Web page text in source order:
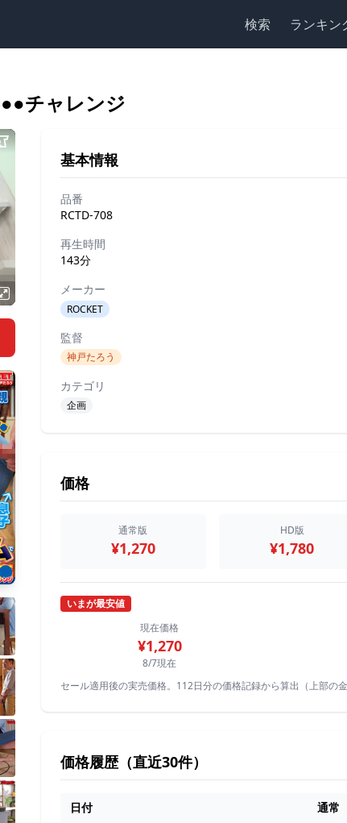
検索 ランキン
チャレンジ
基本情報
品番
RCTD-708
再生時間
143分
メーカー
ROCKET
監督
神戸たろう
カテゴリ
企画
価格
通常版
¥1,270
HD版
¥1,780
いまが最安値
現在価格
¥1,270
8/7現在
セール適用後の実売価格。112日分の価格記録から算出（上部の金
価格履歴（直近30件）
日付 通常